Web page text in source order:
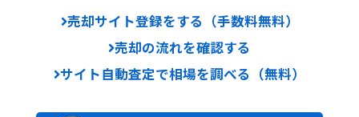
売却サイト登録をする（手数料無料）
売却の流れを確認する
サイト自動査定で相場を調べる（無料）